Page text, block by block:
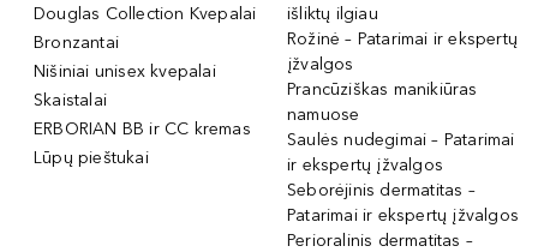
Douglas Collection Kvepalai
Bronzantai
Nišiniai unisex kvepalai
Skaistalai
ERBORIAN BB ir CC kremas
Lūpų pieštukai
išliktų ilgiau
Rožinė – Patarimai ir ekspertų
įžvalgos
Prancūziškas manikiūras
namuose
Saulės nudegimai – Patarimai
ir ekspertų įžvalgos
Seborėjinis dermatitas –
Patarimai ir ekspertų įžvalgos
Perioralinis dermatitas –